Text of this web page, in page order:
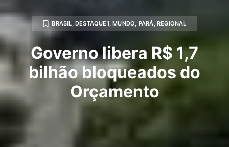
BRASIL,DESTAQUE1,MUNDO, PARÁ, REGIONAL
Governo libera R$ 1,7
bilhão bloqueados do
Orçamento